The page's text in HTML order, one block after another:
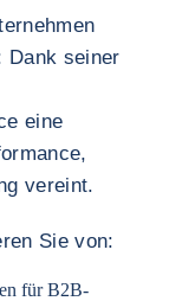
Dank seiner
eine
vereint.
Sie von:
für B2B-